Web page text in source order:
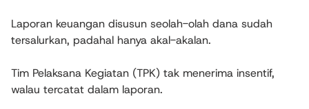
Laporan keuangan disusun seolah-olah dana sudah
tersalurkan, padahal hanya akal-akalan.
Tim Pelaksana Kegiatan (TPK) tak menerima insentif,
walau tercatat dalam laporan.